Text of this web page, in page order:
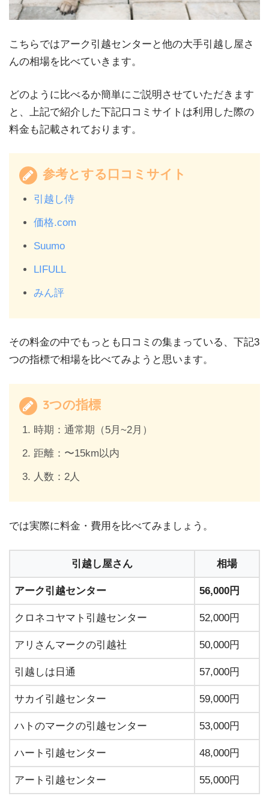
こちらではアーク引越センターと他の大手引越し屋さ
んの相場を比べていきます。
どのように比べるか簡単にご説明させていただきます
と、上記で紹介した下記口コミサイトは利用した際の
料金も記載されております。
参考とする口コミサイト
引越し侍
価格.com
Suumo
LIFULL
みん評
その料金の中でもっとも口コミの集まっている、下記3
つの指標で相場を比べてみようと思います。
3つの指標
時期：通常期（5月~2月）
距離：〜15km以内
人数：2人
では実際に料金・費用を比べてみましょう。
引越し屋さん 相場
アーク引越センター 56,000円
クロネコヤマト引越センター 52,000円
アリさんマークの引越社 50,000円
引越しは日通 57,000円
サカイ引越センター 59,000円
ハトのマークの引越センター 53,000円
ハート引越センター 48,000円
アート引越センター 55,000円